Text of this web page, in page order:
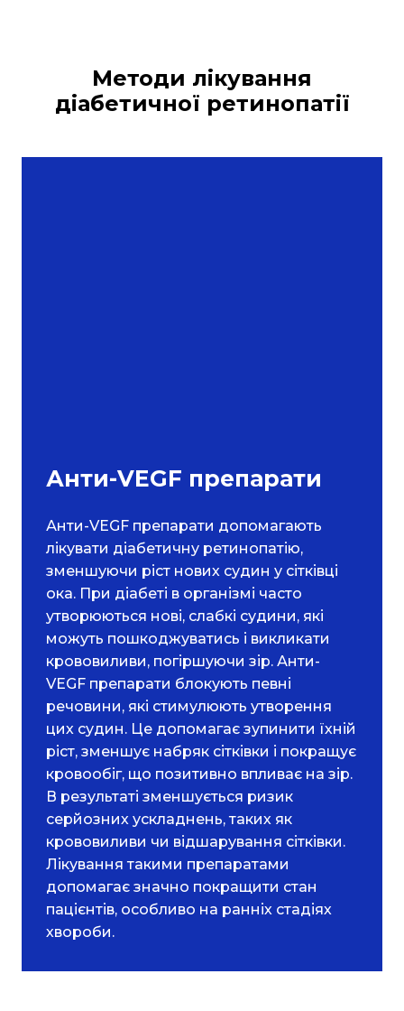
Методи лікування
діабетичної ретинопатії
Анти-VEGF препарати
Анти-VEGF препарати допомагають
лікувати діабетичну ретинопатію,
зменшуючи ріст нових судин у сітківці
ока. При діабеті в організмі часто
утворюються нові, слабкі судини, які
можуть пошкоджуватись і викликати
крововиливи, погіршуючи зір. Анти-
VEGF препарати блокують певні
речовини, які стимулюють утворення
цих судин. Це допомагає зупинити їхній
ріст, зменшує набряк сітківки і покращує
кровообіг, що позитивно впливає на зір.
В результаті зменшується ризик
серйозних ускладнень, таких як
крововиливи чи відшарування сітківки.
Лікування такими препаратами
допомагає значно покращити стан
пацієнтів, особливо на ранніх стадіях
хвороби.